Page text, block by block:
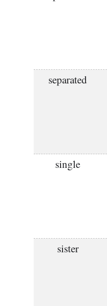
separated
single
sister